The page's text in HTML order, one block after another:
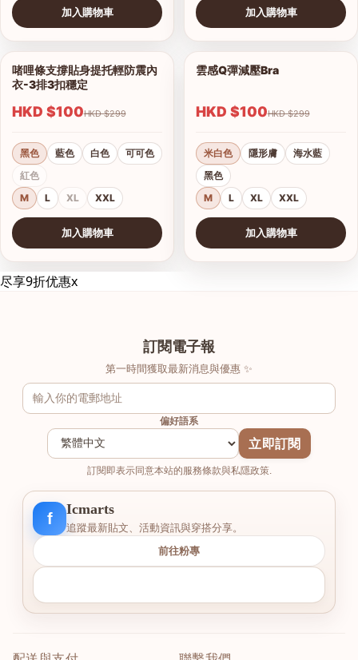
加入購物車
1/18
查看圖片
啫哩條支撐貼身提托輕防震內
衣-3排3扣穩定
HKD $100 HKD $299
黑色 藍色 白色
可可色
紅色
M
L XL XXL
加入購物車
查看圖片
加入購物車
查看圖片
雲感Q彈減壓Bra
HKD $100 HKD $299
米白色 隱形膚
海水藍
黑色
M
L XL XXL
加入購物車
尽享9折优惠x
訂閱電子報
第一時間獲取最新消息與優惠 ✨
偏好語系
立即訂閱
訂閱即表示同意本站的服務條款與私隱政策.
f
Icmarts
追蹤最新貼文、活動資訊與穿搭分享。
前往粉專